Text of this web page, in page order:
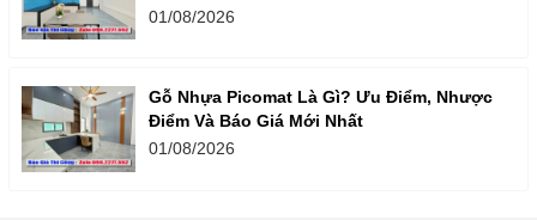
01/08/2026
Gỗ Nhựa Picomat Là Gì? Ưu Điểm, Nhược
Điểm Và Báo Giá Mới Nhất
01/08/2026